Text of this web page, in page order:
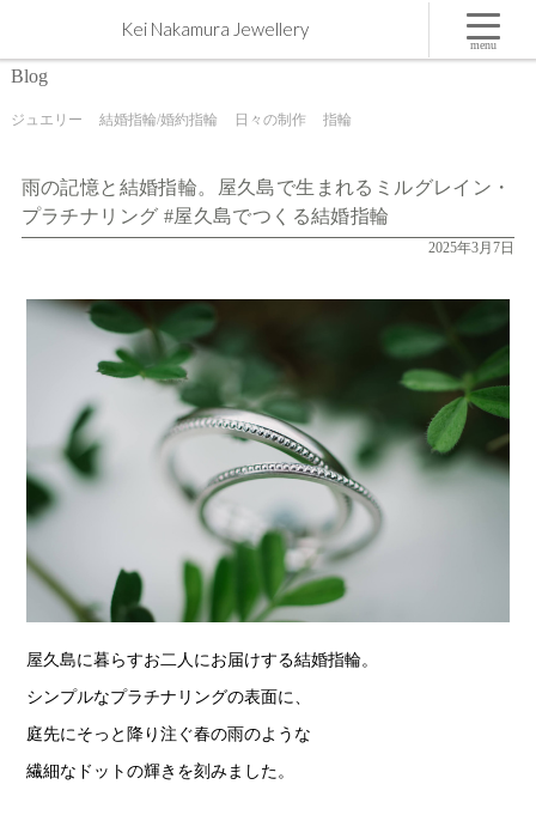
雨の記憶と結婚指輪。屋久島で生まれるミルグレイン・プラチナリング #屋久島でつくる結婚指
輪 | 屋久島,ジュエリー,オーダーメイドのマリッジリング（結婚・婚約指輪）制作 | Kei Nakamura
Kei Nakamura Jewellery
Blog
ジュエリー 結婚指輪/婚約指輪 日々の制作 指輪
雨の記憶と結婚指輪。屋久島で生まれるミルグレイン・
プラチナリング #屋久島でつくる結婚指輪
2025年3月7日
屋久島に暮らすお二人にお届けする結婚指輪。
シンプルなプラチナリングの表面に、
庭先にそっと降り注ぐ春の雨のような
繊細なドットの輝きを刻みました。
menu